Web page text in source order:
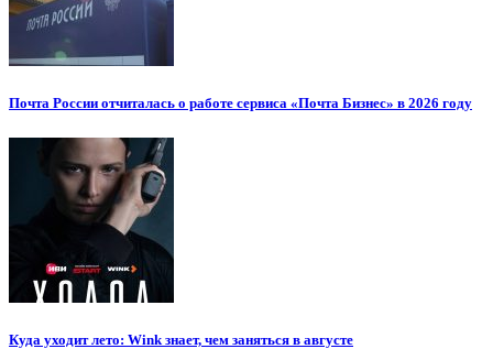
Почта России отчиталась о работе сервиса «Почта Бизнес» в 2026 году
Куда уходит лето: Wink знает, чем заняться в августе